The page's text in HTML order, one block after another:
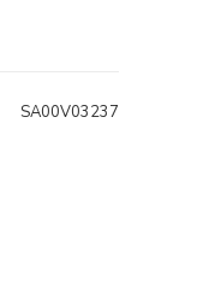
SA00V03237